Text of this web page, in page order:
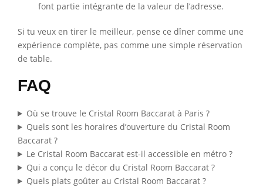
font partie intégrante de la valeur de l’adresse.
Si tu veux en tirer le meilleur, pense ce dîner comme une
expérience complète, pas comme une simple réservation
de table.
FAQ
Où se trouve le Cristal Room Baccarat à Paris ?
Quels sont les horaires d’ouverture du Cristal Room
Baccarat ?
Le Cristal Room Baccarat est-il accessible en métro ?
Qui a conçu le décor du Cristal Room Baccarat ?
Quels plats goûter au Cristal Room Baccarat ?